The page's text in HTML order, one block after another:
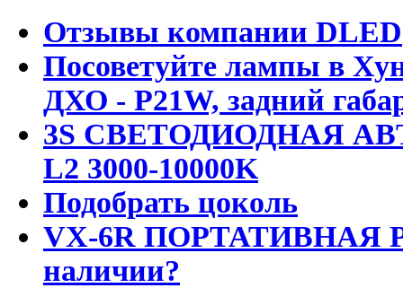
Отзывы компании DLED
Посоветуйте лампы в
ДХО - P21W, задний
3S СВЕТОДИОДНАЯ
L2 3000-10000K
Подобрать цоколь
VX-6R ПОРТАТИВНАЯ
наличии?